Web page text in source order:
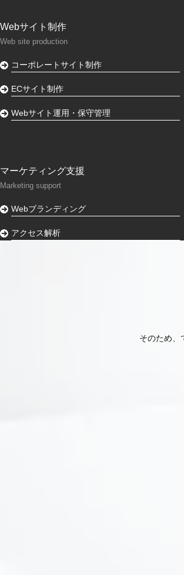
Webサイト制作
Web site production
コーポレートサイト制作
ECサイト制作
Webサイト運用・保守管理
マーケティング支援
Marketing support
Webブランディング
アクセス解析
そのため、